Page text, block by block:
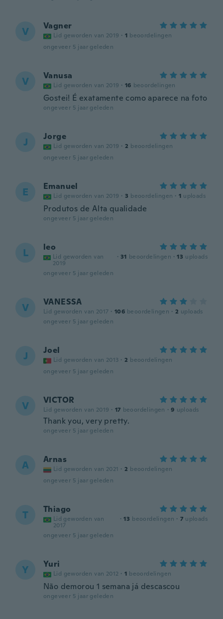
V Vagner
Lid geworden van 2019 · 1 beoordelingen
ongeveer 5 jaar geleden
V Vanusa
Lid geworden van 2019 · 16 beoordelingen
Gostei! É exatamente como aparece na foto
ongeveer 5 jaar geleden
J Jorge
Lid geworden van 2019 · 2 beoordelingen
ongeveer 5 jaar geleden
E Emanuel
Lid geworden van 2019 · 3 beoordelingen · 1 uploads
Produtos de Alta qualidade
ongeveer 5 jaar geleden
L leo
Lid geworden van
2019
· 31 beoordelingen · 13 uploads
ongeveer 5 jaar geleden
V VANESSA
Lid geworden van 2017 · 106 beoordelingen · 2 uploads
ongeveer 5 jaar geleden
J Joel
Lid geworden van 2013 · 2 beoordelingen
ongeveer 5 jaar geleden
V VICTOR
Lid geworden van 2019 · 17 beoordelingen · 9 uploads
Thank you, very pretty.
ongeveer 5 jaar geleden
A Arnas
Lid geworden van 2021 · 2 beoordelingen
ongeveer 5 jaar geleden
T Thiago
Lid geworden van
2017
· 13 beoordelingen · 7 uploads
ongeveer 5 jaar geleden
Y Yuri
Lid geworden van 2012 · 1 beoordelingen
Não demorou 1 semana já descascou
ongeveer 5 jaar geleden